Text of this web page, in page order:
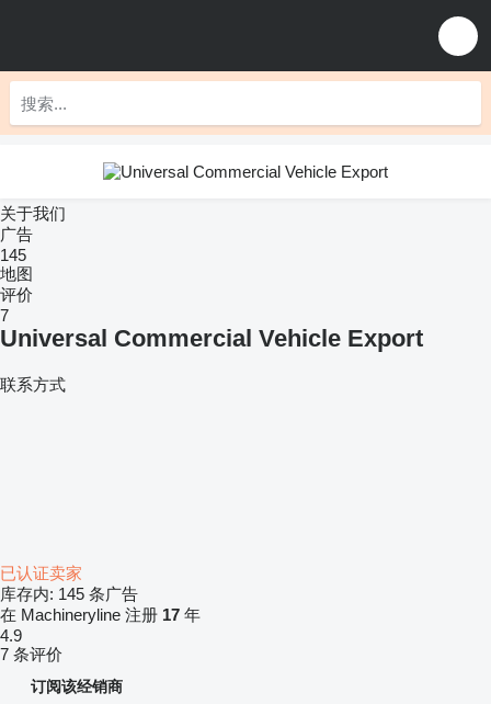
关于我们
广告
145
地图
评价
7
Universal Commercial Vehicle Export
联系方式
已认证卖家
库存内: 145 条广告
在 Machineryline 注册 17 年
4.9
7 条评价
订阅该经销商